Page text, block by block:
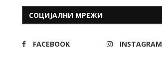
СОЦИЈАЛНИ МРЕЖИ
FACEBOOK INSTAGRAM